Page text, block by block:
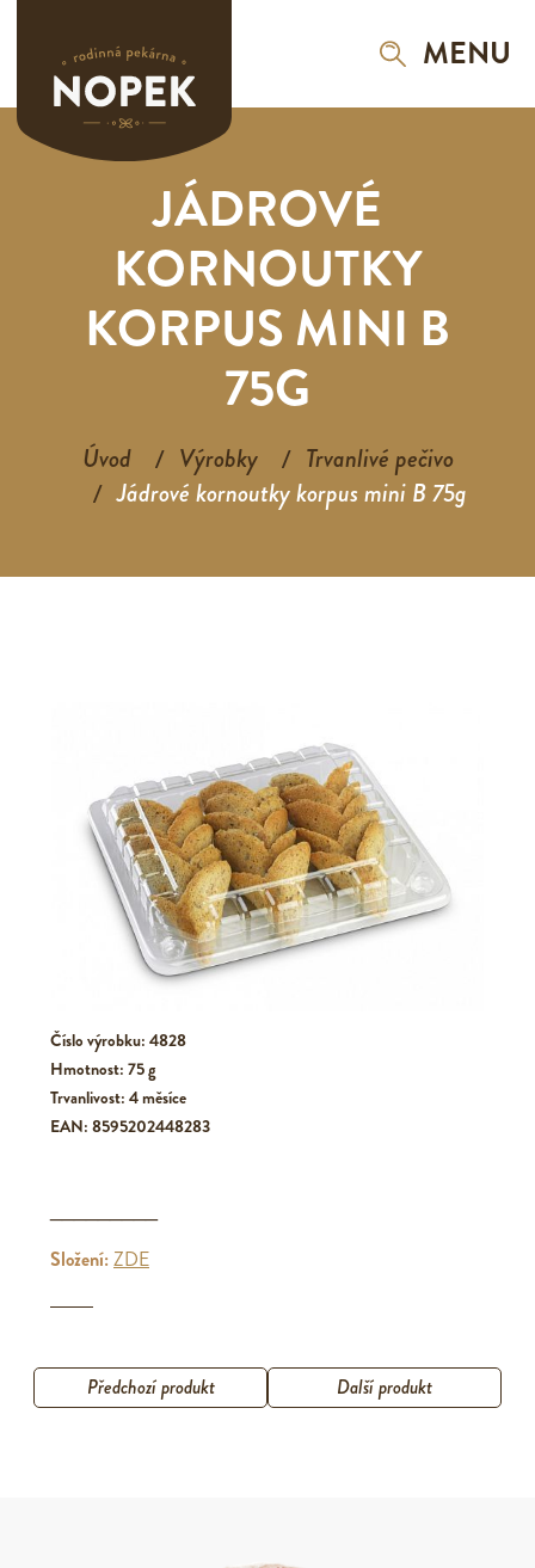
MENU
JÁDROVÉ
KORNOUTKY
KORPUS MINI B
75G
Úvod Výrobky
Trvanlivé pečivo
Jádrové kornoutky korpus mini B 75g
Číslo výrobku: 4828
Hmotnost: 75 g
Trvanlivost: 4 měsíce
EAN: 8595202448283
Složení:ZDE
Předchozí produkt Další produkt